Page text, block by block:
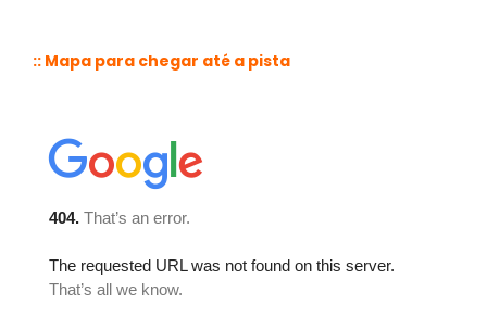
:: Mapa para chegar até a pista